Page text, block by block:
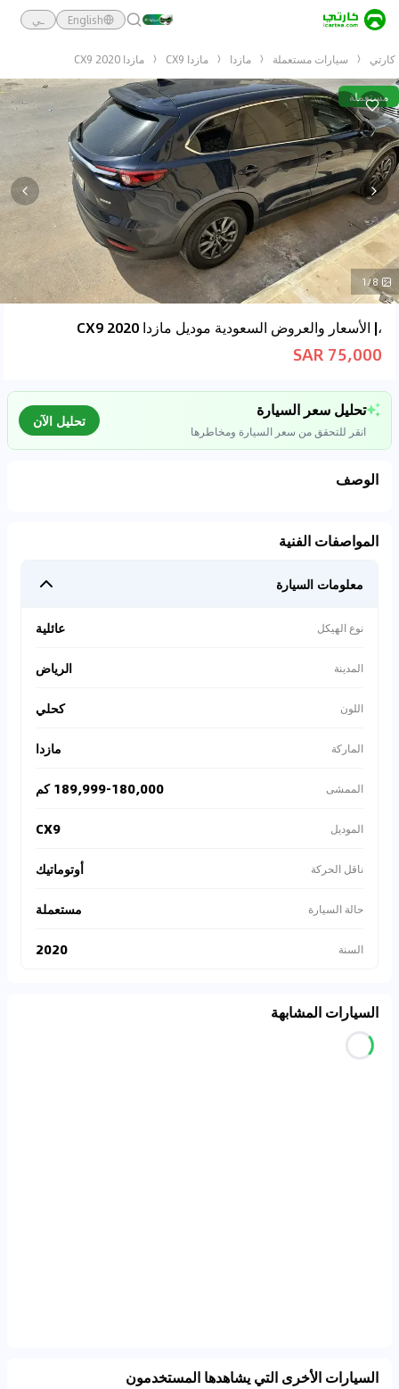
English ـي
كارتي سيارات مستعملة مازدا مازدا CX9 مازدا CX9 2020
مستعملة
1/8
،| الأسعار والعروض السعودية موديل مازدا CX9 2020
75,000 SAR
تحليل سعر السيارة
انقر للتحقق من سعر السيارة ومخاطرها
تحليل الآن
الوصف
المواصفات الفنية
معلومات السيارة
نوع الهيكل عائلية
المدينة الرياض
اللون كحلي
الماركة مازدا
الممشى 189,999-180,000 كم
الموديل CX9
ناقل الحركة أوتوماتيك
حالة السيارة مستعملة
السنة 2020
السيارات المشابهة
السيارات الأخرى التي يشاهدها المستخدمون